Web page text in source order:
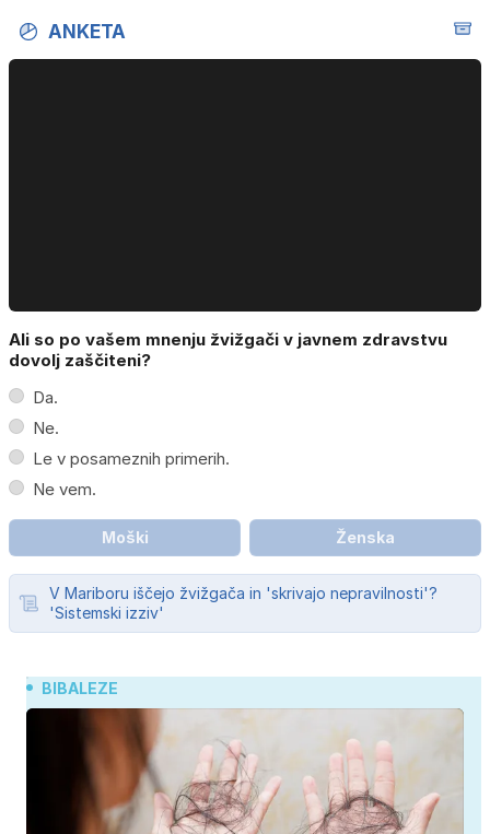
ANKETA
Ali so po vašem mnenju žvižgači v javnem zdravstvu
dovolj zaščiteni?
Da.
Ne.
Le v posameznih primerih.
Ne vem.
Moški Ženska
V Mariboru iščejo žvižgača in 'skrivajo nepravilnosti'?
'Sistemski izziv'
BIBALEZE